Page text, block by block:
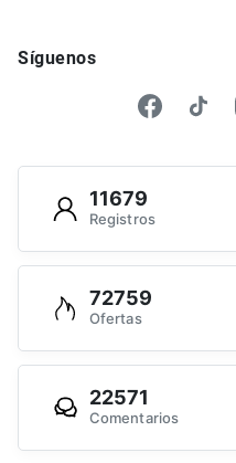
Síguenos
11679
Registros
72759
Ofertas
22571
Comentarios